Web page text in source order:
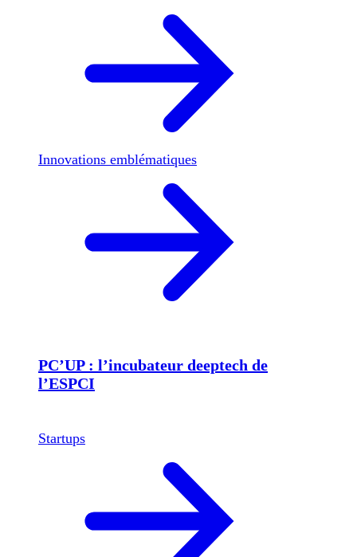
Innovations emblématiques
PC’UP : l’incubateur deeptech de
l’ESPCI
Startups